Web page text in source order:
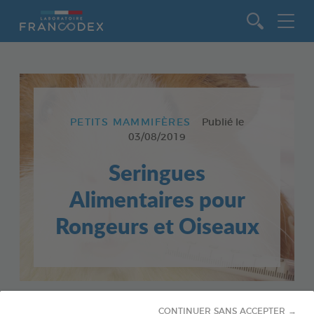
CONTINUER SANS ACCEPTER →
PETITS MAMMIFÈRES
Publié le
03/08/2019
Seringues
Alimentaires pour
Rongeurs et Oiseaux